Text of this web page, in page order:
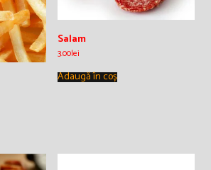
Salam
3.00lei
Adaugă în coș